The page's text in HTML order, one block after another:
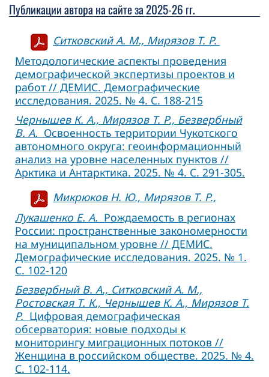
Публикации автора на сайте за 2025-26 гг.
Ситковский А. М., Мирязов Т. Р.
Методологические аспекты проведения
демографической экспертизы проектов и
работ // ДЕМИС. Демографические
исследования. 2025. № 4. С. 188-215
Чернышев К. А., Мирязов Т. Р., Безвербный
В. А. Освоенность территории Чукотского
автономного округа: геоинформационный
анализ на уровне населенных пунктов //
Арктика и Антарктика. 2025. № 4. С. 291-305.
Микрюков Н. Ю., Мирязов Т. Р.,
Лукашенко Е. А. Рождаемость в регионах
России: пространственные закономерности
на муниципальном уровне // ДЕМИС.
Демографические исследования. 2025. № 1.
С. 102-120
Безвербный В. А., Ситковский А. М.,
Ростовская Т. К., Чернышев К. А., Мирязов Т.
Р. Цифровая демографическая
обсерватория: новые подходы к
мониторингу миграционных потоков //
Женщина в российском обществе. 2025. № 4.
С. 102-114.